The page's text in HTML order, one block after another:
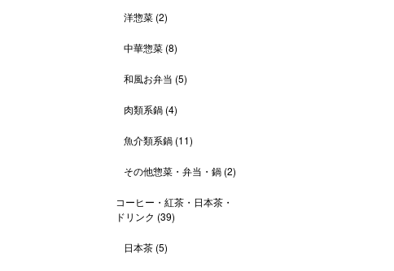
洋惣菜 (2)
中華惣菜 (8)
和風お弁当 (5)
肉類系鍋 (4)
魚介類系鍋 (11)
その他惣菜・弁当・鍋 (2)
コーヒー・紅茶・日本茶・
ドリンク (39)
日本茶 (5)